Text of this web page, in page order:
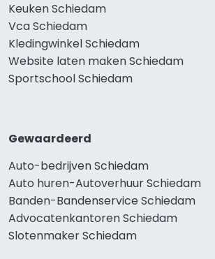
Keuken Schiedam
Vca Schiedam
Kledingwinkel Schiedam
Website laten maken Schiedam
Sportschool Schiedam
Gewaardeerd
Auto-bedrijven Schiedam
Auto huren-Autoverhuur Schiedam
Banden-Bandenservice Schiedam
Advocatenkantoren Schiedam
Slotenmaker Schiedam